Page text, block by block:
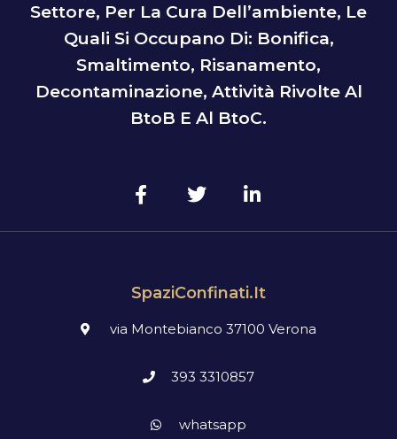
Settore, Per La Cura Dell’ambiente, Le
Quali Si Occupano Di: Bonifica,
Smaltimento, Risanamento,
Decontaminazione, Attività Rivolte Al
BtoB E Al BtoC.
SpaziConfinati.it
via Montebianco 37100 Verona
393 3310857
whatsapp